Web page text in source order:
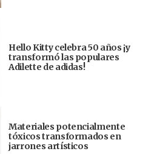
Hello Kitty celebra 50 años ¡y
transformó las populares
Adilette de adidas!
Materiales potencialmente
tóxicos transformados en
jarrones artísticos